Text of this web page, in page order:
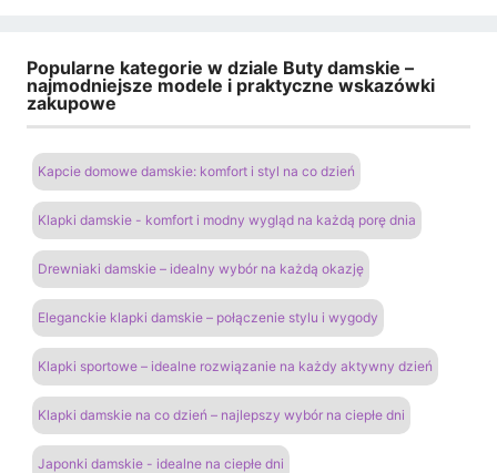
Popularne kategorie w dziale Buty damskie –
najmodniejsze modele i praktyczne wskazówki
zakupowe
Kapcie domowe damskie: komfort i styl na co dzień
Klapki damskie - komfort i modny wygląd na każdą porę dnia
Drewniaki damskie – idealny wybór na każdą okazję
Eleganckie klapki damskie – połączenie stylu i wygody
Klapki sportowe – idealne rozwiązanie na każdy aktywny dzień
Klapki damskie na co dzień – najlepszy wybór na ciepłe dni
Japonki damskie - idealne na ciepłe dni